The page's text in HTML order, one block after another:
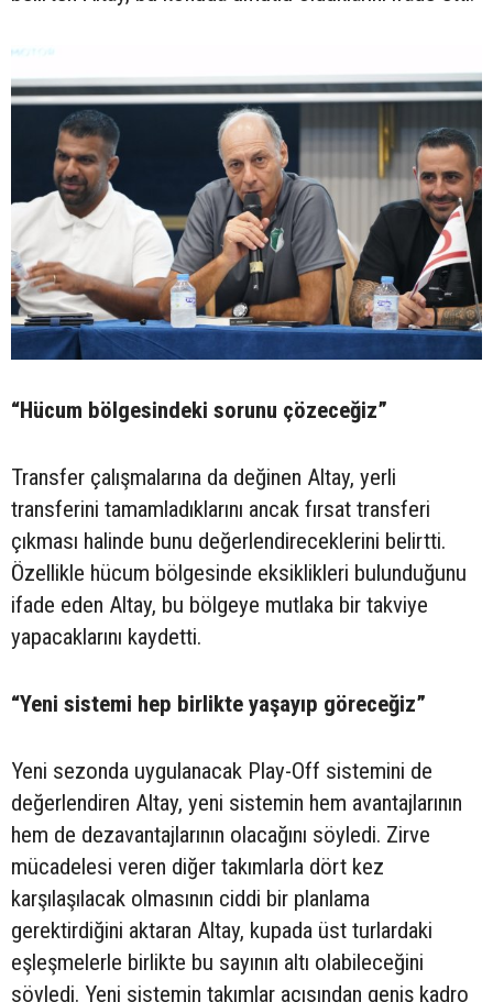
“Hücum bölgesindeki sorunu çözeceğiz”
Transfer çalışmalarına da değinen Altay, yerli
transferini tamamladıklarını ancak fırsat transferi
çıkması halinde bunu değerlendireceklerini belirtti.
Özellikle hücum bölgesinde eksiklikleri bulunduğunu
ifade eden Altay, bu bölgeye mutlaka bir takviye
yapacaklarını kaydetti.
“Yeni sistemi hep birlikte yaşayıp göreceğiz”
Yeni sezonda uygulanacak Play-Off sistemini de
değerlendiren Altay, yeni sistemin hem avantajlarının
hem de dezavantajlarının olacağını söyledi. Zirve
mücadelesi veren diğer takımlarla dört kez
karşılaşılacak olmasının ciddi bir planlama
gerektirdiğini aktaran Altay, kupada üst turlardaki
eşleşmelerle birlikte bu sayının altı olabileceğini
söyledi. Yeni sistemin takımlar açısından geniş kadro